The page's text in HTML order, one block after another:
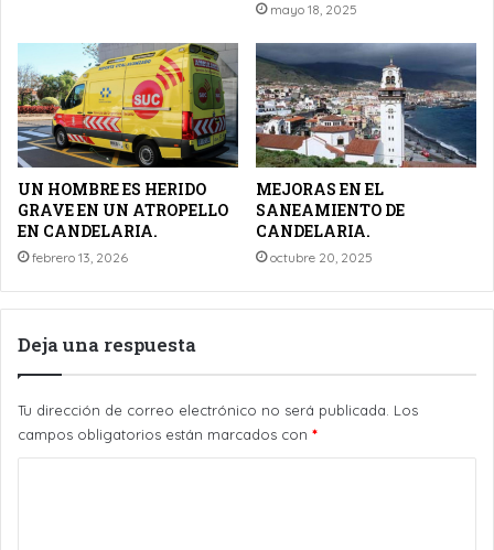
mayo 18, 2025
UN HOMBRE ES HERIDO
GRAVE EN UN ATROPELLO
EN CANDELARIA.
febrero 13, 2026
MEJORAS EN EL
SANEAMIENTO DE
CANDELARIA.
octubre 20, 2025
Deja una respuesta
Tu dirección de correo electrónico no será publicada. Los
campos obligatorios están marcados con *